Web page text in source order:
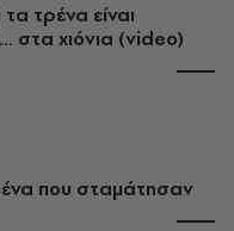
τρένα είναι
στα χιόνια (video)
που σταμάτησαν